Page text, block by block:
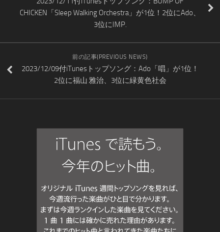
CHICKEN「Sleep Walking Orchestra」が1位！2位にAdo、
3位にIMP.
前の記事(PREVIOUS NEWS)
2023/12/09付iTunesトップソング：Ado「唱」が1位！
2位に福山 雅治、3位に緑黄色社会